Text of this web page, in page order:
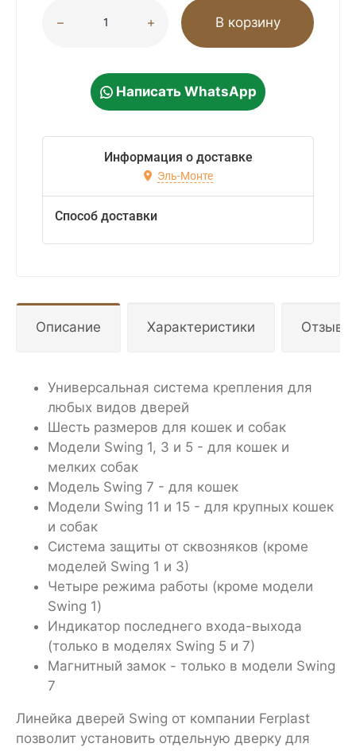
В корзину
Написать WhatsApp
Информация о доставке
Эль-Монте
Способ доставки
Описание Характеристики
Универсальная система крепления для
любых видов дверей
Шесть размеров для кошек и собак
Модели Swing 1, 3 и 5 - для кошек и
мелких собак
Модель Swing 7 - для кошек
Модели Swing 11 и 15 - для крупных кошек
и собак
Система защиты от сквозняков (кроме
моделей Swing 1 и 3)
Четыре режима работы (кроме модели
Swing 1)
Индикатор последнего входа-выхода
(только в моделях Swing 5 и 7)
Магнитный замок - только в модели Swing
7
Линейка дверей Swing от компании Ferplast
позволит установить отдельную дверку для